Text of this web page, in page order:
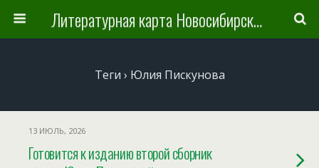
Литературная карта Новосибирска и Новосибирской области
Теги › Юлия Пискунова
13 ИЮЛЬ, 2026
Готовится к изданию второй сборник